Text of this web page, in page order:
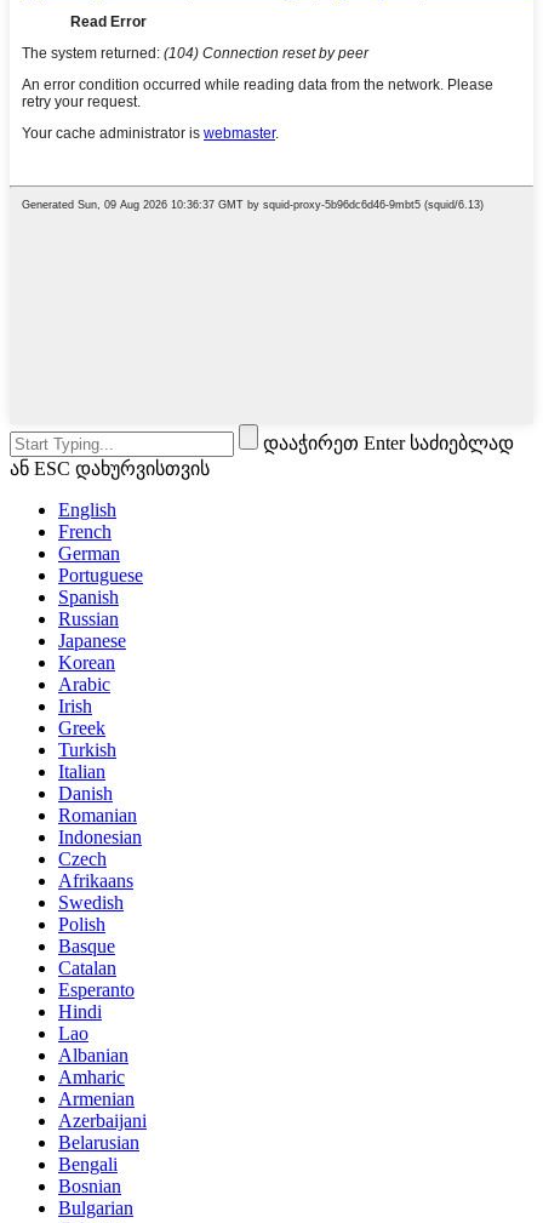
დააჭირეთ Enter საძიებლად
ან ESC დახურვისთვის
English
French
German
Portuguese
Spanish
Russian
Japanese
Korean
Arabic
Irish
Greek
Turkish
Italian
Danish
Romanian
Indonesian
Czech
Afrikaans
Swedish
Polish
Basque
Catalan
Esperanto
Hindi
Lao
Albanian
Amharic
Armenian
Azerbaijani
Belarusian
Bengali
Bosnian
Bulgarian